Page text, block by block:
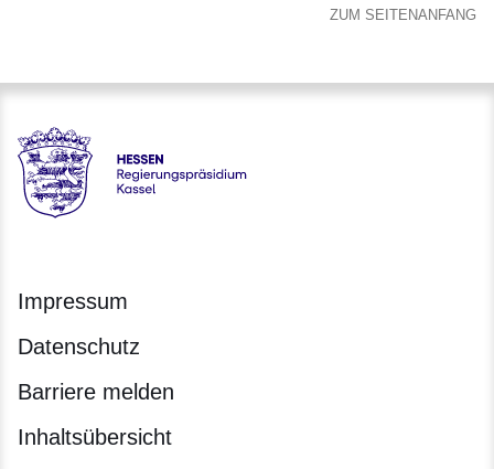
ZUM SEITENANFANG
Hessen - Regierungspräsidium Kassel
Impressum
Datenschutz
Barriere melden
Inhaltsübersicht